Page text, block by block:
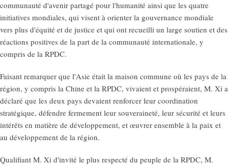
communauté d'avenir partagé pour l'humanité ainsi que les quatre
initiatives mondiales, qui visent à orienter la gouvernance mondiale
vers plus d'équité et de justice et qui ont recueilli un large soutien et des
réactions positives de la part de la communauté internationale, y
compris de la RPDC.
Faisant remarquer que l'Asie était la maison commune où les pays de la
région, y compris la Chine et la RPDC, vivaient et prospéraient, M. Xi a
déclaré que les deux pays devaient renforcer leur coordination
stratégique, défendre fermement leur souveraineté, leur sécurité et leurs
intérêts en matière de développement, et œuvrer ensemble à la paix et
au développement de la région.
Qualifiant M. Xi d'invité le plus respecté du peuple de la RPDC, M.